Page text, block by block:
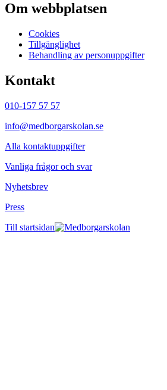
Om webbplatsen
Cookies
Tillgänglighet
Behandling av personuppgifter
Kontakt
010-157 57 57
info@medborgarskolan.se
Alla kontaktuppgifter
Vanliga frågor och svar
Nyhetsbrev
Press
Till startsidan